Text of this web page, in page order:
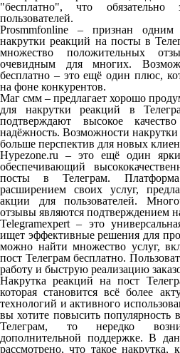
"бесплатно", что обязательно
пользователей.
Prosmmfonline – признан
накрутки реакций на посты в
множество положительных
очевидным для многих.
бесплатно – это ещё один плюс,
на фоне конкурентов.
Маг смм – предлагает хорошо
для накрутки реакций в
подтверждают высокое
надёжность. Возможности
больше перспектив для новых
Hypezone.ru – это ещё один
обеспечивающий
посты в Телеграм.
расширением своих услуг,
акции для пользователей.
отзывы являются подтверждением
Telegramexpert – это
ищет эффективные решения для
можно найти множество услуг,
пост Телеграм бесплатно.
работу и быструю реализацию
Накрутка реакций на пост
которая становится всё более
технологий и активного
вы хотите повысить популярность
Телеграм, то нередко
дополнительной поддержке. В
рассмотрено, что такое